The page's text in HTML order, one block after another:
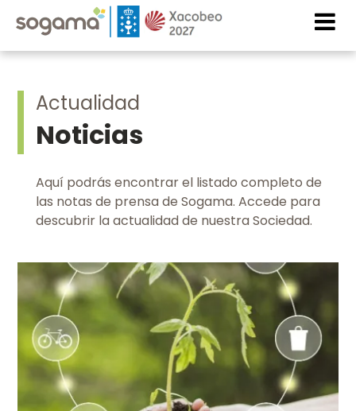
Pasar al contenido principal
Imaxe Imaxe
Actualidad
Noticias
Aquí podrás encontrar el listado completo de
las notas de prensa de Sogama. Accede para
descubrir la actualidad de nuestra Sociedad.
Imaxe